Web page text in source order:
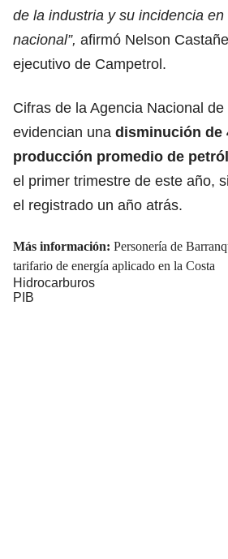
de la industria y su incidencia
nacional”, afirmó Nelson
ejecutivo de Campetrol.
Cifras de la Agencia Nacional
evidencian una disminución de
producción promedio de
el primer trimestre de este año,
el registrado un año atrás.
Más información: Personería de
tarifario de energía aplicado en la Costa
Hidrocarburos
PIB